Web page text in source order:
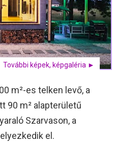
További képek, képgaléria ►
m²-es telken levő, a
90 m² alapterületű
Szarvason, a
el.